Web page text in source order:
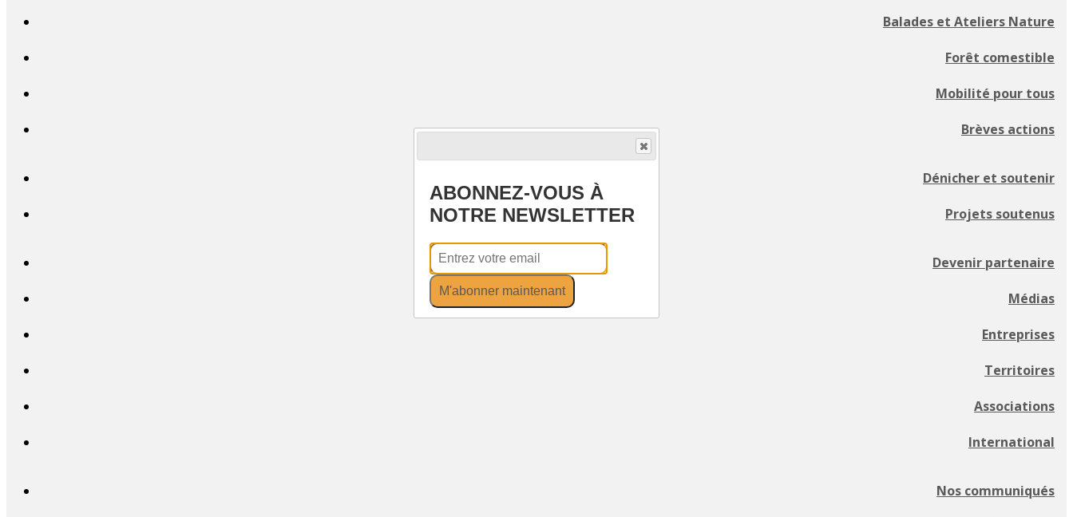
Balades et Ateliers Nature
Forêt comestible
Mobilité pour tous
Brèves actions
Dénicher et soutenir
Projets soutenus
Devenir partenaire
Médias
Entreprises
Territoires
Associations
International
Nos communiqués
ABONNEZ-VOUS À
NOTRE NEWSLETTER
M'abonner maintenant